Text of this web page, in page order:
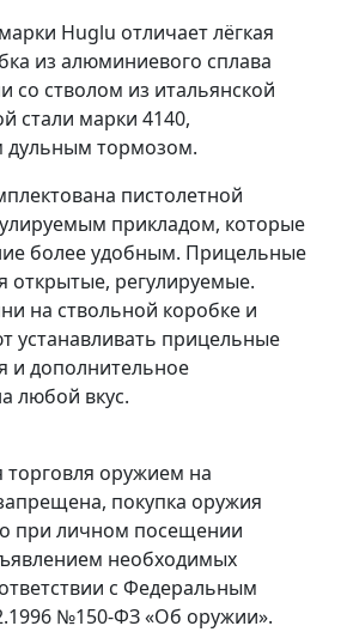
Huglu отличает лёгкая
из алюминиевого сплава
со стволом из итальянской
стали марки 4140,
дульным тормозом.
пистолетной
прикладом, которые
более удобным. Прицельные
открытые, регулируемые.
на ствольной коробке и
устанавливать прицельные
и дополнительное
любой вкус.
оружием на
покупка оружия
при личном посещении
необходимых
с Федеральным
№150-ФЗ «Об оружии».